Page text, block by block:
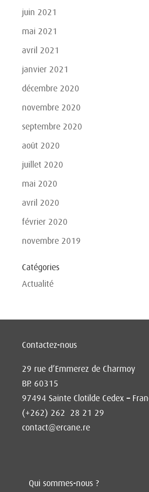
juin 2021
mai 2021
avril 2021
janvier 2021
décembre 2020
novembre 2020
septembre 2020
août 2020
juillet 2020
mai 2020
avril 2020
février 2020
novembre 2019
Catégories
Actualité
Contactez-nous
29 rue d’Emmerez de Charmoy
BP. 60315
97494 Sainte Clotilde Cedex –
(+262) 262 28 21 29
contact@ercane.re
Qui sommes-nous ?